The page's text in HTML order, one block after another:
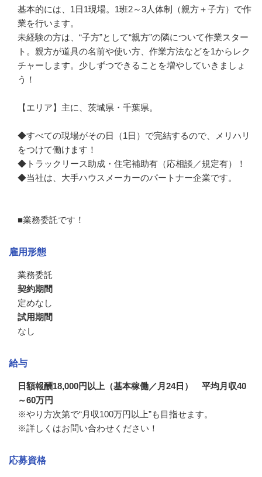
基本的には、1日1現場。1班2～3人体制（親方＋子方）で作
業を行います。
未経験の方は、“子方”として“親方”の隣について作業スター
ト。親方が道具の名前や使い方、作業方法などを1からレク
チャーします。少しずつできることを増やしていきましょ
う！
【エリア】主に、茨城県・千葉県。
◆すべての現場がその日（1日）で完結するので、メリハリ
をつけて働けます！
◆トラックリース助成・住宅補助有（応相談／規定有）！
◆当社は、大手ハウスメーカーのパートナー企業です。
■業務委託です！
雇用形態
業務委託
契約期間
定めなし
試用期間
なし
給与
日額報酬18,000円以上（基本稼働／月24日） 平均月収40
～60万円
※やり方次第で“月収100万円以上”も目指せます。
※詳しくはお問い合わせください！
応募資格